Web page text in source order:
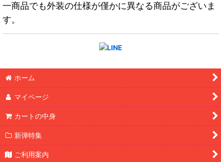
一商品でも外装の仕様が僅かに異なる商品がございま
す。
ホーム
マイページ
カートの中身
新弾特集
ご利用案内